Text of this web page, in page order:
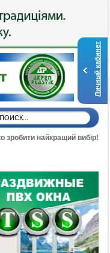
Личный кабинет
зробити найкращий вибір!